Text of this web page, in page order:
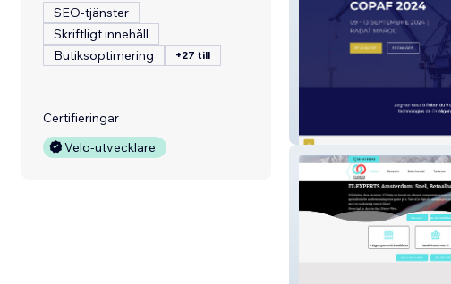
SEO-tjänster
Skriftligt innehåll
Butiksoptimering
+27 till
Certifieringar
Velo-utvecklare